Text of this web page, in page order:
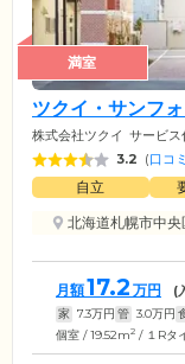
満室
ツクイ・サンフ
株式会社ツクイ サービス
3.2 (口コ
自立
北海道札幌市中央
月額17.2 万円 (
家 7.3万円 管 3.0万円
個室 / 19.52m2 / １Rタ